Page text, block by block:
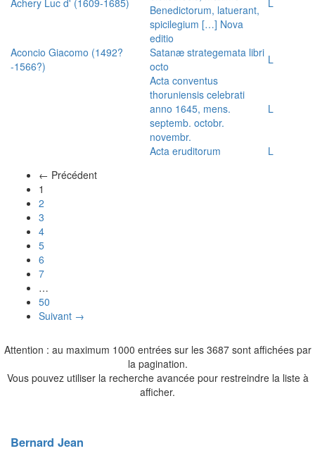
Benedictorum, latuerant,
spicilegium […] Nova
editio
Aconcio Giacomo (1492?
-1566?)
Satanæ strategemata libri
octo
L
Acta conventus
thoruniensis celebrati
anno 1645, mens.
septemb. octobr.
novembr.
L
Acta eruditorum
L
← Précédent
1
2
3
4
5
6
7
…
50
Suivant →
Attention : au maximum 1000 entrées sur les 3687 sont affichées par
la pagination.
Vous pouvez utiliser la recherche avancée pour restreindre la liste à
afficher.
Bernard Jean